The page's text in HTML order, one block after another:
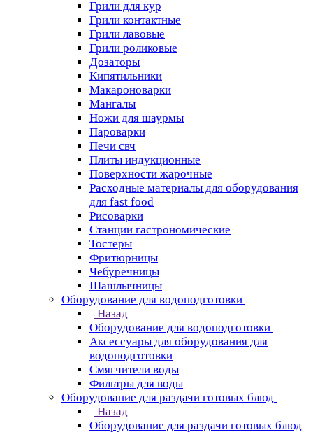
Грили для кур
Грили контактные
Грили лавовые
Грили роликовые
Дозаторы
Кипятильники
Макароноварки
Мангалы
Ножи для шаурмы
Пароварки
Печи свч
Плиты индукционные
Поверхности жарочные
Расходные материалы для оборудования
для fast food
Рисоварки
Станции гастрономические
Тостеры
Фритюрницы
Чебуречницы
Шашлычницы
Оборудование для водоподготовки
Назад
Оборудование для водоподготовки
Аксессуары для оборудования для
водоподготовки
Смягчители воды
Фильтры для воды
Оборудование для раздачи готовых блюд
Назад
Оборудование для раздачи готовых блюд